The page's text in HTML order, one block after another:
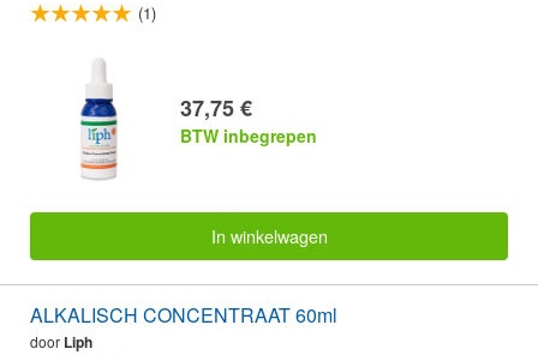
(1)
37,75 €
BTW inbegrepen
In winkelwagen
ALKALISCH CONCENTRAAT 60ml
door Liph